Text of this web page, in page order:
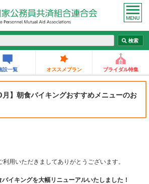
設一覧 オススメプラン ブライダル特集
月】朝食バイキングおすすめメニューのお
用いただきましてありがとうございます。
イキングを大幅リニューアルいたしました！